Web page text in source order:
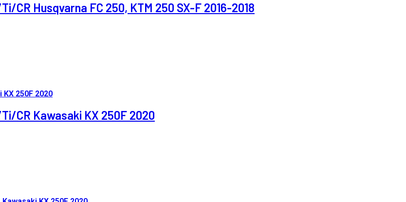
CR Husqvarna FC 250, KTM 250 SX-F 2016-2018
CR Kawasaki KX 250F 2020